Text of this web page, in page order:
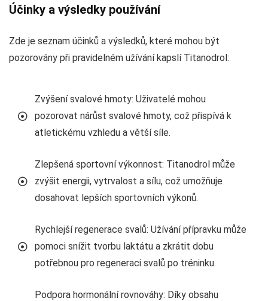
Účinky a výsledky používání
Zde je seznam účinků a výsledků, které mohou být
pozorovány při pravidelném užívání kapslí Titanodrol:
Zvýšení svalové hmoty: Uživatelé mohou
pozorovat nárůst svalové hmoty, což přispívá k
atletickému vzhledu a větší síle.
Zlepšená sportovní výkonnost: Titanodrol může
zvýšit energii, vytrvalost a sílu, což umožňuje
dosahovat lepších sportovních výkonů.
Rychlejší regenerace svalů: Užívání přípravku může
pomoci snížit tvorbu laktátu a zkrátit dobu
potřebnou pro regeneraci svalů po tréninku.
Podpora hormonální rovnováhy: Díky obsahu